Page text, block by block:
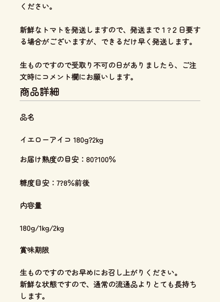
ください。
新鮮なトマトを発送しますので、発送まで１?２日要す
る場合がございますが、できるだけ早く発送します。
生ものですので受取り不可の日がありましたら、ご注
文時にコメント欄にお願いします。
商品詳細
品名
イエローアイコ 180g?2kg
お届け熟度の目安：80?100％
糖度目安：7?8％前後
内容量
180g/1kg/2kg
賞味期限
生ものですのでお早めにお召し上がりください。
新鮮な状態ですので、通常の流通品よりとても長持ち
します。